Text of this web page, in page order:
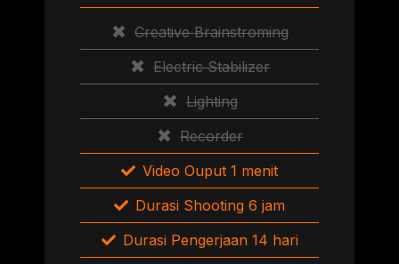
Creative Brainstroming
Electric Stabilizer
Lighting
Recorder
Video Ouput 1 menit
Durasi Shooting 6 jam
Durasi Pengerjaan 14 hari